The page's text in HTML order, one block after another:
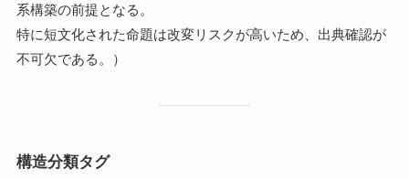
系構築の前提となる。
特に短文化された命題は改変リスクが高いため、出典確認が
不可欠である。）
構造分類タグ